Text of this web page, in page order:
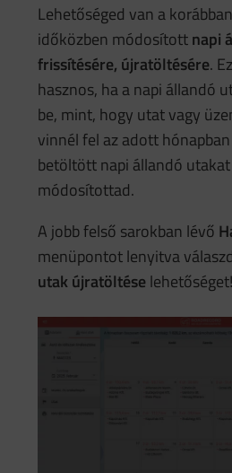
Lehetőséged van a
időközben módosítottnapi
frissítésére, újratöltésére.
hasznos, ha a napi állandó
be, mint, hogy utat vagy
vinnél fel az adott
betöltött napi állandó
módosítottad.
A jobb felső sarokban lévő
menüpontot lenyitva
utak újratöltéselehetőséget!